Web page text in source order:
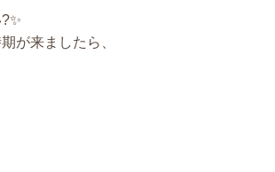
が来ましたら、